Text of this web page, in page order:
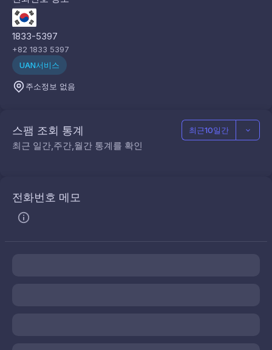
1833-5397
+82 1833 5397
UAN서비스
주소정보 없음
스팸 조회 통계
최근 일간,주간,월간 통계를 확인
최근10일간
전화번호 메모